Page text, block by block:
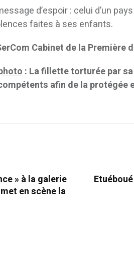
d’espoir : celui d’un
faites à ses enfants.
Cabinet de la Première
: La fillette torturée par
afin de la protégée
» à la galerie
en scène la